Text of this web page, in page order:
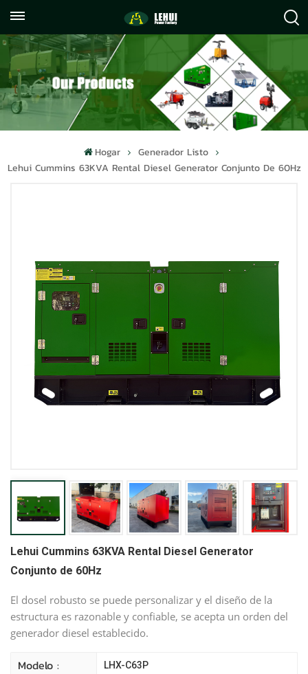
059122071372
info@lehuipowerfactory.com
Hogar
Generador Listo
Lehui Cummins 63KVA Rental Diesel Generator Conjunto De 60Hz
Lehui Cummins 63KVA Rental Diesel Generator
Conjunto de 60Hz
El dosel robusto se puede personalizar y el diseño de la
estructura es razonable y confiable, se acepta un orden del
generador diesel establecido.
Modelo : LHX-C63P